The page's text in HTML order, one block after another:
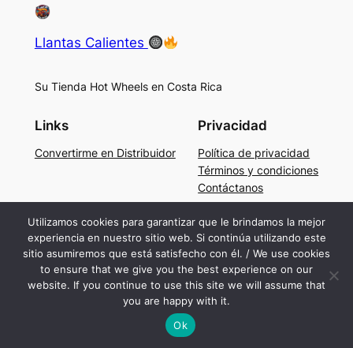
Llantas Calientes
Su Tienda Hot Wheels en Costa Rica
Links
Convertirme en Distribuidor
Privacidad
Política de privacidad
Términos y condiciones
Contáctanos
Social
Facebook
Instagram
TikTok
Utilizamos cookies para garantizar que le brindamos la mejor
experiencia en nuestro sitio web. Si continúa utilizando este
sitio asumiremos que está satisfecho con él. / We use cookies
to ensure that we give you the best experience on our
website. If you continue to use this site we will assume that
you are happy with it.
Ok